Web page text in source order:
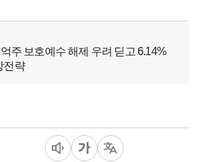
주 보호예수 해제 우려 딛고 6.14%
전략